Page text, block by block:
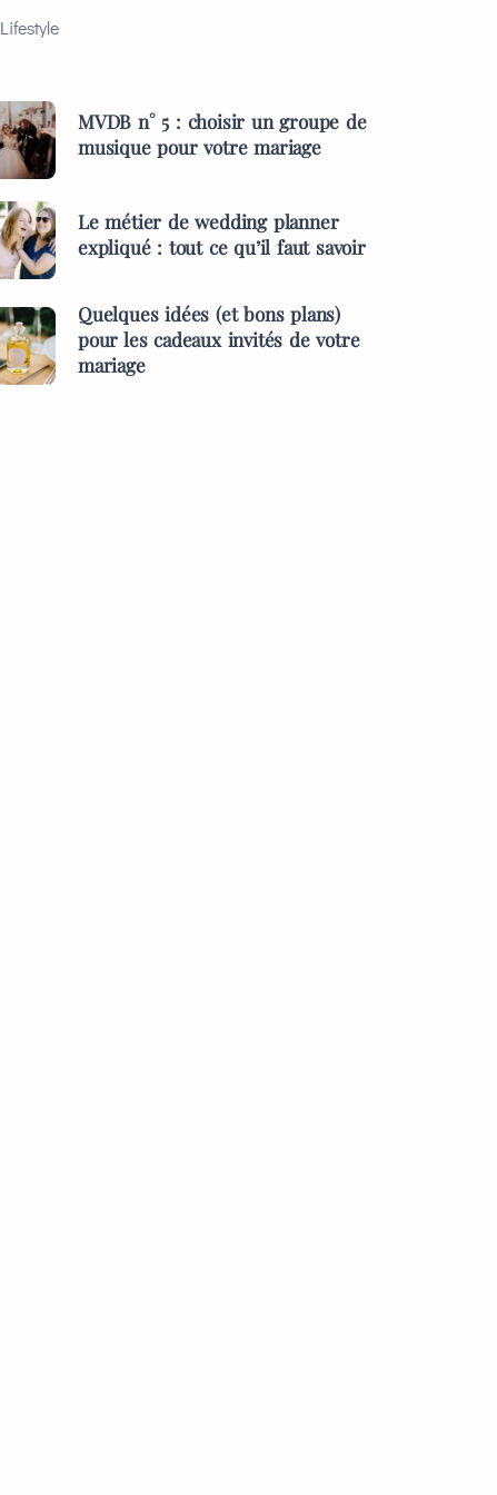
Lifestyle
MVDB n° 5 : choisir un groupe de
musique pour votre mariage
Le métier de wedding planner
expliqué : tout ce qu’il faut savoir
Quelques idées (et bons plans)
pour les cadeaux invités de votre
mariage